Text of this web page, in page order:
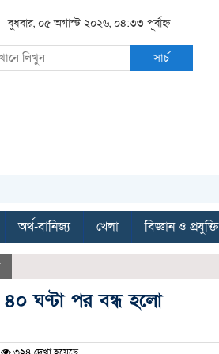
বুধবার, ০৫ অগাস্ট ২০২৬, ০৪:৩৩ পূর্বাহ্ন
সার্চ
অর্থ-বানিজ্য খেলা বিজ্ঞান ও প্রযুক্তি
৪০ ঘণ্টা পর বন্ধ হলো